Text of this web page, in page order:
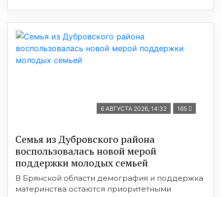
6 АВГУСТА 2026, 14:32 165
Семья из Дубровского района
воспользовалась новой мерой
поддержки молодых семьей
В Брянской области демография и поддержка
материнства остаются приоритетными